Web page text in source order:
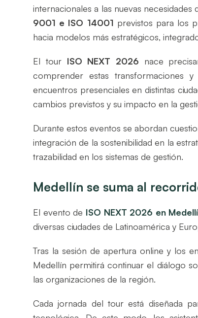
internacionales a las nuevas
9001 e ISO 14001 previstos para los
hacia modelos más estratégicos,
El tour ISO NEXT 2026 nace
comprender estas
encuentros presenciales en distintas
cambios previstos y su impacto en la
Durante estos eventos se abordan
integración de la sostenibilidad en la
trazabilidad en los sistemas de gestión.
Medellín se suma al
El evento de ISO NEXT 2026 en
diversas ciudades de Latinoamérica y
Tras la sesión de apertura online y los
Medellín permitirá continuar el diálogo
las organizaciones de la región.
Cada jornada del tour está diseñada